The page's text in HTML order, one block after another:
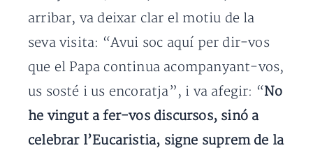
arribar, va deixar clar el motiu de la
seva visita: “Avui soc aquí per dir-vos
que el Papa continua acompanyant-vos,
us sosté i us encoratja”, i va afegir: “No
he vingut a fer-vos discursos, sinó a
celebrar l’Eucaristia, signe suprem de la